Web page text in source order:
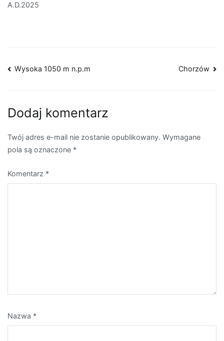
A.D.2025
Nawigacja
Wysoka 1050 m n.p.m Chorzów
Dodaj komentarz
Twój adres e-mail nie zostanie opublikowany. Wymagane
pola są oznaczone *
Komentarz *
Nazwa *